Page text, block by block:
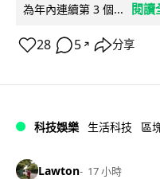
為年內連續第 3 個...
閱讀
28 5 ↗ 分享
科技娛樂 生活科技 區
Lawton 17 小時